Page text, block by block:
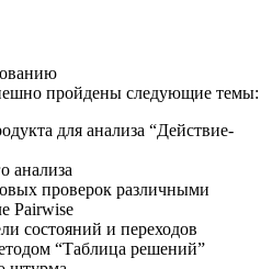
пройдены следующие темы:
для анализа “Действие-
анализа
проверок различными
Pairwise
состояний и переходов
“Таблица решений”